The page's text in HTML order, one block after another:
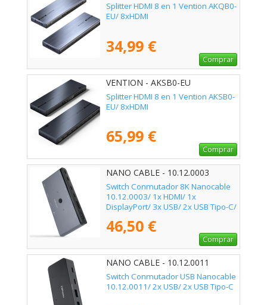
Splitter HDMI 8 en 1 Vention AKQB0-
EU/ 8xHDMI
34,99 €
Comprar
VENTION - AKSB0-EU
Splitter HDMI 8 en 1 Vention AKSB0-
EU/ 8xHDMI
65,99 €
Comprar
NANO CABLE - 10.12.0003
Switch Conmutador 8K Nanocable
10.12.0003/ 1x HDMI/ 1x
DisplayPort/ 3x USB/ 2x USB Tipo-C/
46,50 €
Comprar
NANO CABLE - 10.12.0011
Switch Conmutador USB Nanocable
10.12.0011/ 2x USB/ 2x USB Tipo-C